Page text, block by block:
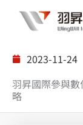
2023-11-24
羽昇國際參與
略